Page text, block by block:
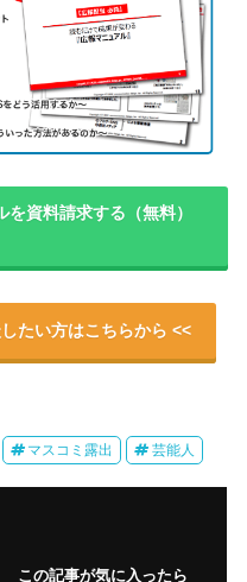
資料請求する（無料）
たい方はこちらから <<
マスコミ露出 芸能人
この記事が気に入ったら